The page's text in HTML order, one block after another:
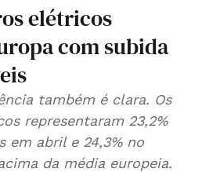
elétricos
com subida
também é clara. Os
representaram 23,2%
em abril e 24,3% no
da média europeia.